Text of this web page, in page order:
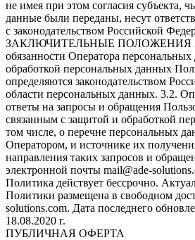
не имея при этом согласия субъекта,
данные были переданы, несут
с законодательством Российской
ЗАКЛЮЧИТЕЛЬНЫЕ ПОЛОЖЕНИЯ
обязанности Оператора
обработкой персональных данных
определяются законодательством
области персональных данных. 3.2.
ответы на запросы и обращения
связанным с защитой и обработкой
том числе, о перечне персональных
Оператором, и источнике их
направления таких запросов и
электронной почты mail@ade-
Политика действует бессрочно.
Политики размещена в свободном
solutions.com. Дата последнего
18.08.2020 г.
ПУБЛИЧНАЯ ОФЕРТА